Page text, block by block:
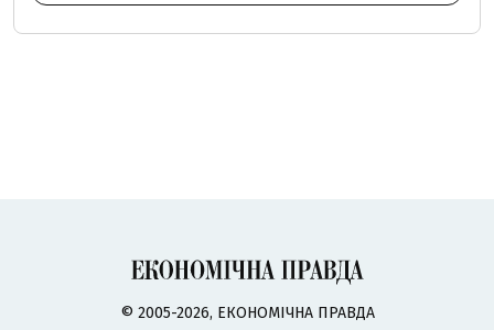
© 2005-2026, ЕКОНОМІЧНА ПРАВДА